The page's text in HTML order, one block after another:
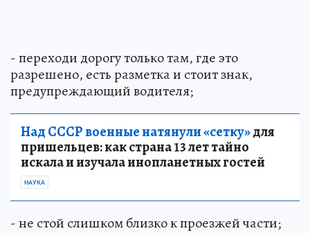
- переходи дорогу только там, где это
разрешено, есть разметка и стоит знак,
предупреждающий водителя;
Над СССР военные натянули «сетку»для
пришельцев: как страна 13 лет тайно
искала и изучала инопланетных гостей
НАУКА
- не стой слишком близко к проезжей части;